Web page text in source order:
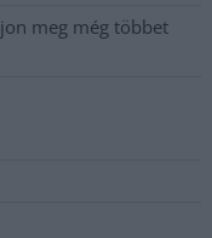
meg még többet